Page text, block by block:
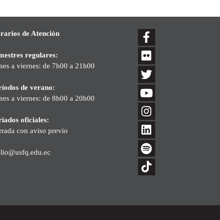
de Atención
regulares:
a viernes: de 7h00 a 21h00
de verano:
a viernes: de 8h00 a 20h00
oficiales:
con aviso previo